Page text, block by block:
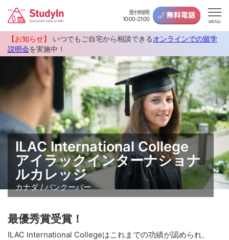
受付時間
10:00-21:00
MENU
【お知らせ】 いつでもご自宅から相談できるオンラインでの留学
説明会を実施中！
ILAC International College
アイラックインターナショナ
ルカレッジ
カナダ / バンクーバー
最優秀賞受賞！
ILAC International Collegeはこれまでの功績が認められ、